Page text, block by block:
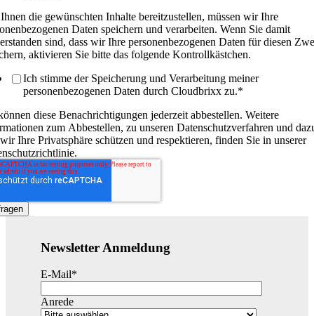
die gewünschten Inhalte bereitzustellen, müssen wir Ihre
Daten speichern und verarbeiten. Wenn Sie damit
sind, dass wir Ihre personenbezogenen Daten für diesen
aktivieren Sie bitte das folgende Kontrollkästchen.
Ich stimme der Speicherung und Verarbeitung meiner
personenbezogenen Daten durch Cloudbrixx zu.*
diese Benachrichtigungen jederzeit abbestellen. Weitere
zum Abbestellen, zu unseren Datenschutzverfahren und
Ihre Privatsphäre schützen und respektieren, finden Sie in unserer
Newsletter Anmeldung
E-Mail*
Anrede